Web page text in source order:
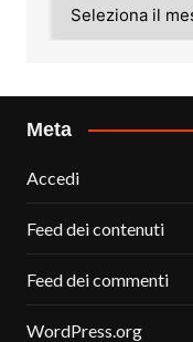
Meta
Accedi
Feed dei contenuti
Feed dei commenti
WordPress.org